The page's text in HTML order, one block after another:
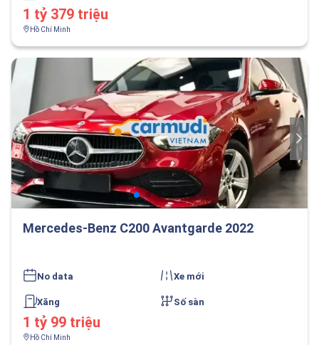
1 tỷ 379 triệu
Hồ Chí Minh
Mercedes-Benz C200 Avantgarde 2022
No data Xe mới
Xăng Số sàn
1 tỷ 99 triệu
Hồ Chí Minh